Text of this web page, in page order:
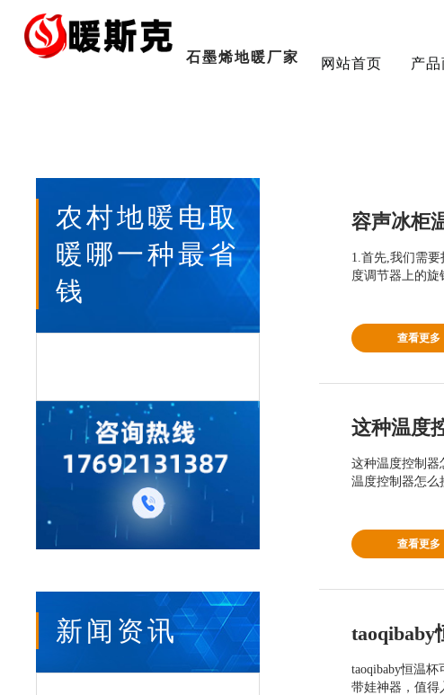
石墨烯地暖厂家 网站首页 产
农村地暖电取
暖哪一种最省
钱
新闻资讯
1.首先,我们需
度调节器上的
查看更多
这种温度
这种温度控制器
温度控制器怎么
查看更多
taoqibaby恒温
带娃神器，值得